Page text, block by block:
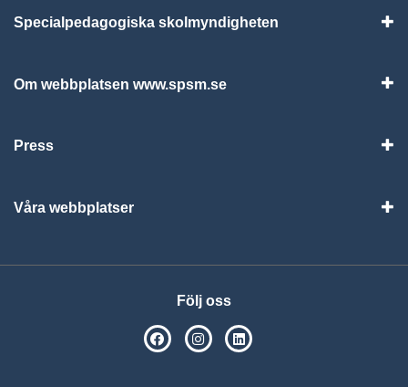
Specialpedagogiska skolmyndigheten
Om webbplatsen www.spsm.se
Press
Våra webbplatser
Följ oss
SPSM på Facebook
SPSM på Instagram